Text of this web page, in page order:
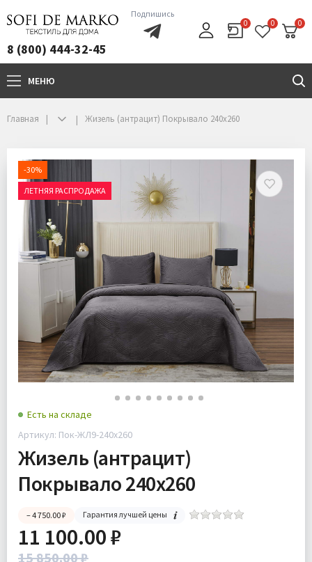
8 (800) 444-32-45
Подпишись
0 0 0
МЕНЮ
Главная Жизель (антрацит) Покрывало 240х260
-30%
ЛЕТНЯЯ РАСПРОДАЖА
Есть на складе
Артикул: Пок-ЖЛ9-240х260
Жизель (антрацит)
Покрывало 240х260
– 4 750.00 ₽ Гарантия лучшей цены
11 100.00 ₽
15 850.00 ₽